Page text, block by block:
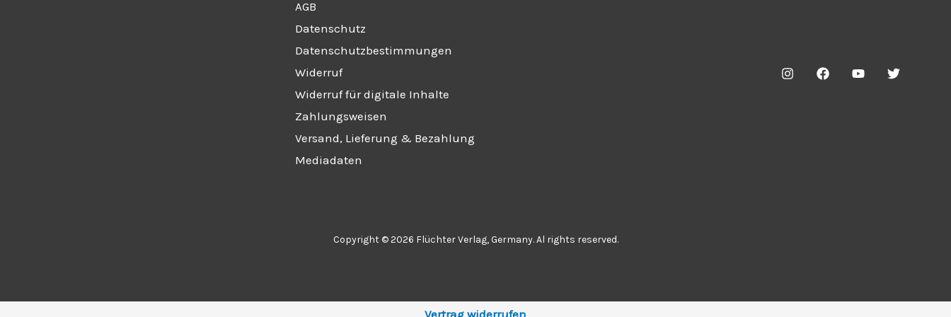
AGB
Datenschutz
Datenschutzbestimmungen
Widerruf
Widerruf für digitale Inhalte
Zahlungsweisen
Versand, Lieferung & Bezahlung
Mediadaten
Copyright © 2026 Flüchter Verlag, Germany. Al rights reserved.
Vertrag widerrufen